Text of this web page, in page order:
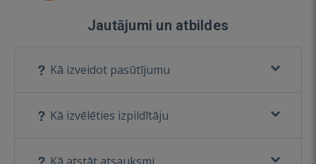
Jautājumi un atbildes
Kā izveidot pasūtījumu
Kā izvēlēties izpildītāju
Kā atstāt atsauksmi